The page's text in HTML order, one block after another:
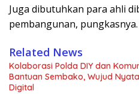
Juga dibutuhkan para ahli
pembangunan, pungkasnya.
Related News
Kolaborasi Polda DIY dan
Bantuan Sembako, Wujud
Digital